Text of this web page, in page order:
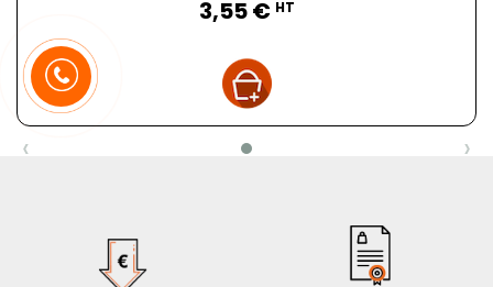
3,55 € HT
‹ ›